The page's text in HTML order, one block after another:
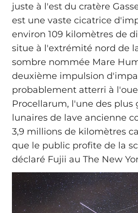
juste à l'est du cratère
est une vaste cicatrice
environ 109 kilomètres de
situe à l'extrémité nord de
sombre nommée Mare
deuxième impulsion
probablement atterri à
Procellarum, l'une des plus
lunaires de lave ancienne
3,9 millions de kilomètres
que le public profite de la
déclaré Fujii au The New